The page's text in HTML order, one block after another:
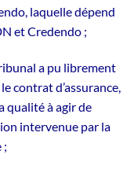
laquelle dépend
et Credendo ;
a pu librement
contrat d’assurance,
qualité à agir de
intervenue par la
;